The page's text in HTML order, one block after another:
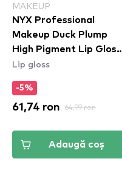
MAKEUP
NYX Professional
Makeup Duck Plump
High Pigment Lip Gloss
- Wine Not (DPLL16)
Lip gloss
-5%
61,74 ron 64,99 ron
Adaugă coș